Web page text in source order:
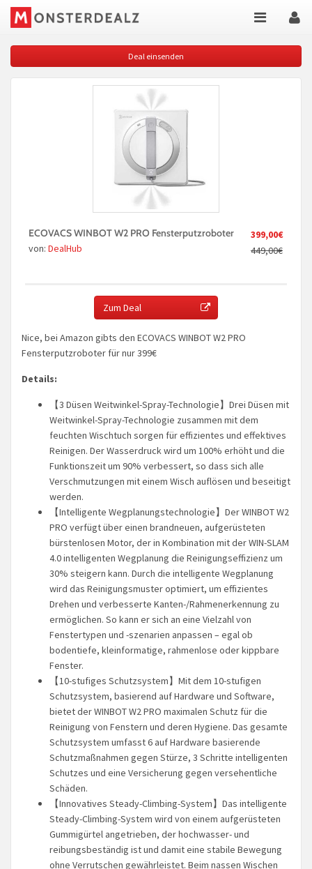
Deal einsenden
399,00€
449,00€
ECOVACS WINBOT W2 PRO Fensterputzroboter
von: DealHub
Zum Deal
Nice, bei Amazon gibts den ECOVACS WINBOT W2 PRO
Fensterputzroboter für nur 399€
Details:
【3 Düsen Weitwinkel-Spray-Technologie】Drei Düsen mit
Weitwinkel-Spray-Technologie zusammen mit dem
feuchten Wischtuch sorgen für effizientes und effektives
Reinigen. Der Wasserdruck wird um 100% erhöht und die
Funktionszeit um 90% verbessert, so dass sich alle
Verschmutzungen mit einem Wisch auflösen und beseitigt
werden.
【Intelligente Wegplanungstechnologie】Der WINBOT W2
PRO verfügt über einen brandneuen, aufgerüsteten
bürstenlosen Motor, der in Kombination mit der WIN-SLAM
4.0 intelligenten Wegplanung die Reinigungseffizienz um
30% steigern kann. Durch die intelligente Wegplanung
wird das Reinigungsmuster optimiert, um effizientes
Drehen und verbesserte Kanten-/Rahmenerkennung zu
ermöglichen. So kann er sich an eine Vielzahl von
Fenstertypen und -szenarien anpassen – egal ob
bodentiefe, kleinformatige, rahmenlose oder kippbare
Fenster.
【10-stufiges Schutzsystem】Mit dem 10-stufigen
Schutzsystem, basierend auf Hardware und Software,
bietet der WINBOT W2 PRO maximalen Schutz für die
Reinigung von Fenstern und deren Hygiene. Das gesamte
Schutzsystem umfasst 6 auf Hardware basierende
Schutzmaßnahmen gegen Stürze, 3 Schritte intelligenten
Schutzes und eine Versicherung gegen versehentliche
Schäden.
【Innovatives Steady-Climbing-System】Das intelligente
Steady-Climbing-System wird von einem aufgerüsteten
Gummigürtel angetrieben, der hochwasser- und
reibungsbeständig ist und damit eine stabile Bewegung
ohne Verrutschen gewährleistet. Beim nassen Wischen